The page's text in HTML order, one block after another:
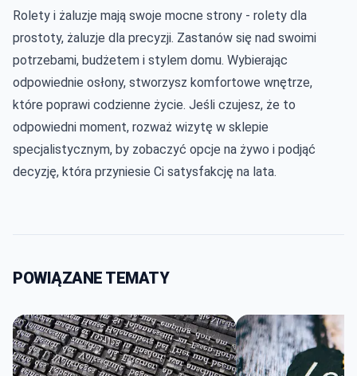
Rolety i żaluzje mają swoje mocne strony - rolety dla
prostoty, żaluzje dla precyzji. Zastanów się nad swoimi
potrzebami, budżetem i stylem domu. Wybierając
odpowiednie osłony, stworzysz komfortowe wnętrze,
które poprawi codzienne życie. Jeśli czujesz, że to
odpowiedni moment, rozważ wizytę w sklepie
specjalistycznym, by zobaczyć opcje na żywo i podjąć
decyzję, która przyniesie Ci satysfakcję na lata.
POWIĄZANE TEMATY